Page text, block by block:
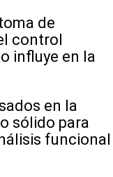
de
control
influye en la
en la
sólido para
funcional